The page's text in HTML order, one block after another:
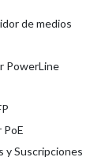
de medios
PowerLine
y Suscripciones